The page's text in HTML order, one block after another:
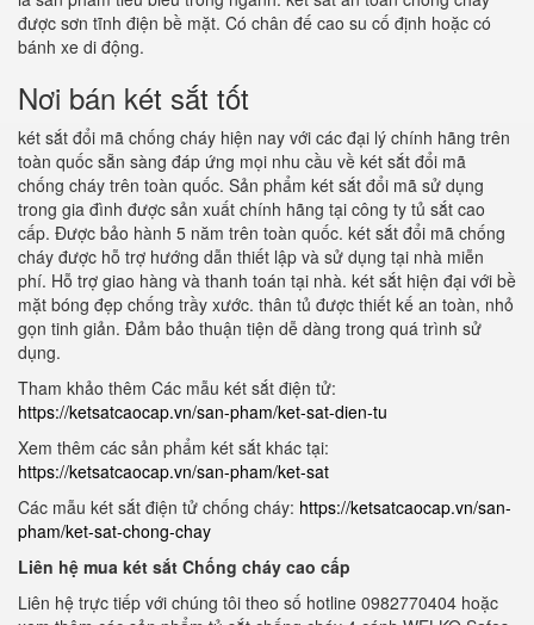
được sơn tĩnh điện bề mặt. Có chân đế cao su cố định hoặc có
bánh xe di động.
Nơi bán két sắt tốt
két sắt đổi mã chống cháy hiện nay với các đại lý chính hãng trên
toàn quốc sẵn sàng đáp ứng mọi nhu cầu về két sắt đổi mã
chống cháy trên toàn quốc. Sản phẩm két sắt đổi mã sử dụng
trong gia đình được sản xuất chính hãng tại công ty tủ sắt cao
cấp. Được bảo hành 5 năm trên toàn quốc. két sắt đổi mã chống
cháy được hỗ trợ hướng dẫn thiết lập và sử dụng tại nhà miễn
phí. Hỗ trợ giao hàng và thanh toán tại nhà. két sắt hiện đại với bề
mặt bóng đẹp chống trầy xước. thân tủ được thiết kế an toàn, nhỏ
gọn tinh giản. Đảm bảo thuận tiện dễ dàng trong quá trình sử
dụng.
Tham khảo thêm Các mẫu két sắt điện tử:
https://ketsatcaocap.vn/san-pham/ket-sat-dien-tu
Xem thêm các sản phẩm két sắt khác tại:
https://ketsatcaocap.vn/san-pham/ket-sat
Các mẫu két sắt điện tử chống cháy: https://ketsatcaocap.vn/san-
pham/ket-sat-chong-chay
Liên hệ mua két sắt Chống cháy cao cấp
Liên hệ trực tiếp với chúng tôi theo số hotline 0982770404 hoặc